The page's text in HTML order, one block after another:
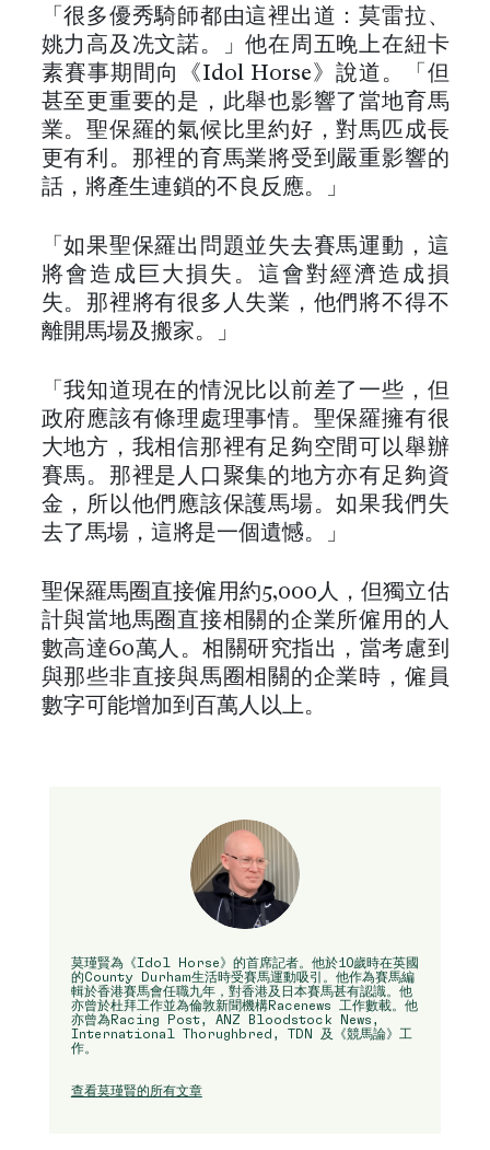
「很多優秀騎師都由這裡出道：莫雷拉、
姚力高及冼文諾。」他在周五晚上在紐卡
素賽事期間向《Idol Horse》說道。「但
甚至更重要的是，此舉也影響了當地育馬
業。聖保羅的氣候比里約好，對馬匹成長
更有利。那裡的育馬業將受到嚴重影響的
話，將產生連鎖的不良反應。」
「如果聖保羅出問題並失去賽馬運動，這
將會造成巨大損失。這會對經濟造成損
失。那裡將有很多人失業，他們將不得不
離開馬場及搬家。」
「我知道現在的情況比以前差了一些，但
政府應該有條理處理事情。聖保羅擁有很
大地方，我相信那裡有足夠空間可以舉辦
賽馬。那裡是人口聚集的地方亦有足夠資
金，所以他們應該保護馬場。如果我們失
去了馬場，這將是一個遺憾。」
聖保羅馬圈直接僱用約5,000人，但獨立估
計與當地馬圈直接相關的企業所僱用的人
數高達60萬人。相關研究指出，當考慮到
與那些非直接與馬圈相關的企業時，僱員
數字可能增加到百萬人以上。
莫瑾賢為《Idol Horse》的首席記者。他於10歲時在英國
的County Durham生活時受賽馬運動吸引。他作為賽馬編
輯於香港賽馬會任職九年，對香港及日本賽馬甚有認識。他
亦曾於杜拜工作並為倫敦新聞機構Racenews 工作數載。他
亦曾為Racing Post, ANZ Bloodstock News,
International Thorughbred, TDN 及《競馬論》工
作。
查看莫瑾賢的所有文章